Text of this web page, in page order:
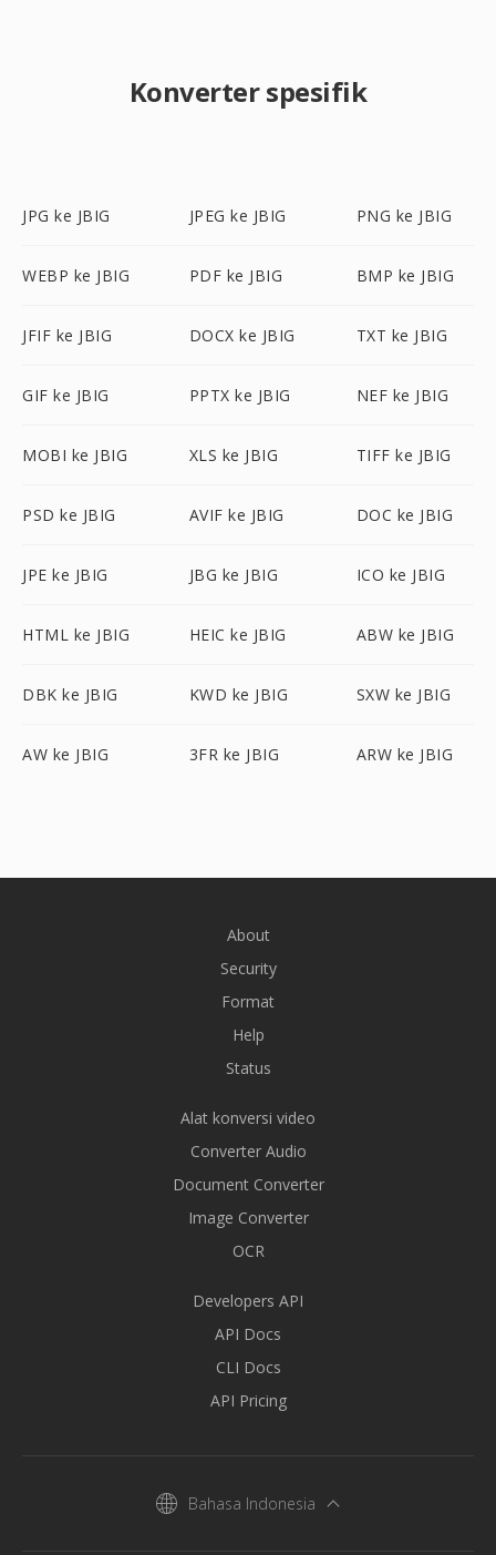
Konverter spesifik
JPG ke JBIG JPEG ke JBIG PNG ke JBIG
WEBP ke JBIG PDF ke JBIG BMP ke JBIG
JFIF ke JBIG DOCX ke JBIG TXT ke JBIG
GIF ke JBIG PPTX ke JBIG NEF ke JBIG
MOBI ke JBIG XLS ke JBIG TIFF ke JBIG
PSD ke JBIG AVIF ke JBIG DOC ke JBIG
JPE ke JBIG JBG ke JBIG ICO ke JBIG
HTML ke JBIG HEIC ke JBIG ABW ke JBIG
DBK ke JBIG KWD ke JBIG SXW ke JBIG
AW ke JBIG 3FR ke JBIG ARW ke JBIG
About
Security
Format
Help
Status
Alat konversi video
Converter Audio
Document Converter
Image Converter
OCR
Developers API
API Docs
CLI Docs
API Pricing
Bahasa Indonesia